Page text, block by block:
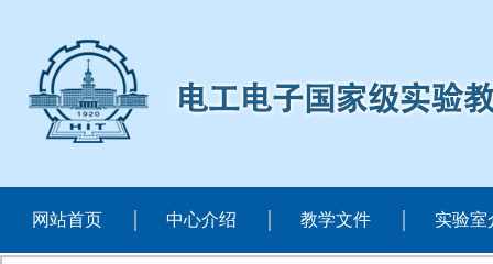
网站首页 中心介绍 教学文件 实验室